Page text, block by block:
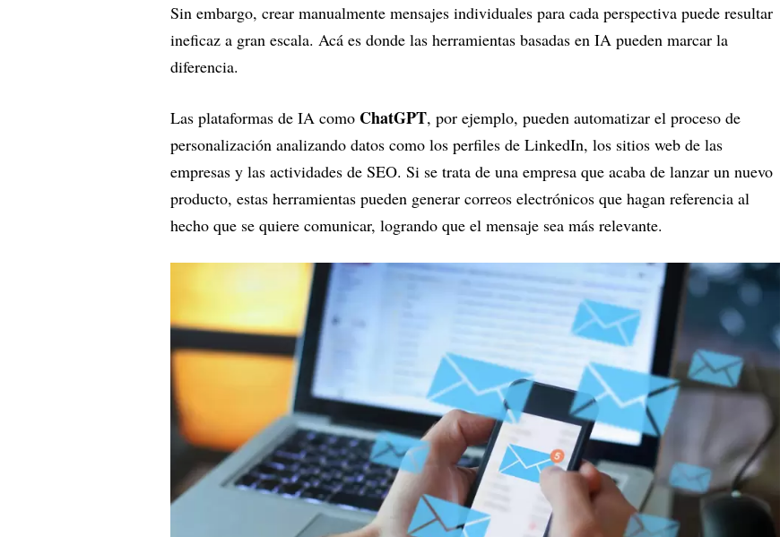
Sin embargo, crear manualmente mensajes individuales para cada perspectiva puede resultar
ineficaz a gran escala. Acá es donde las herramientas basadas en IA pueden marcar la
diferencia.
Las plataformas de IA como ChatGPT, por ejemplo, pueden automatizar el proceso de
personalización analizando datos como los perfiles de LinkedIn, los sitios web de las
empresas y las actividades de SEO. Si se trata de una empresa que acaba de lanzar un nuevo
producto, estas herramientas pueden generar correos electrónicos que hagan referencia al
hecho que se quiere comunicar, logrando que el mensaje sea más relevante.